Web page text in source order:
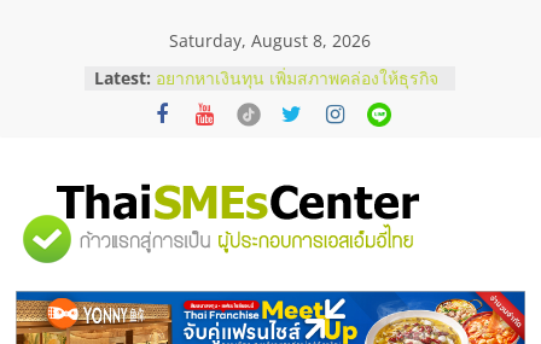
Saturday, August 8, 2026
Latest:
บริษัท Cybersecurity ในไทยที่ไหนดี?
วิธีเลือกผู้ให้บริการให้คุ้มค่าและตอบ
โจทย์ธุรกิจ
อยากหาเงินทุน เพิ่มสภาพคล่องให้ธุรกิจ
บริการน้ำมัน Shell
สัมมนาลงทุน แฟรนไชส์ยอนนี่
ThaiFranchise Meet Up จับคู่แฟรน
ร้านเครื่องเสียงคุณภาพสูง พร้อม
โซลูชันระบบภาพและเสียง
"ศูนย์
รวม